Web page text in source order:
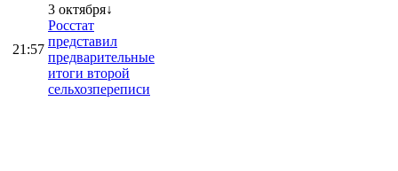
21:57
3 октября↓
Росстат
представил
предварительные
итоги второй
сельхозпереписи